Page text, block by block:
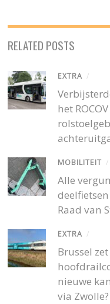
RELATED POSTS
EXTRA /
het
MOBILITEIT /
Alle
Raad van
EXTRA /
Brussel
nieuwe
via Zwolle?